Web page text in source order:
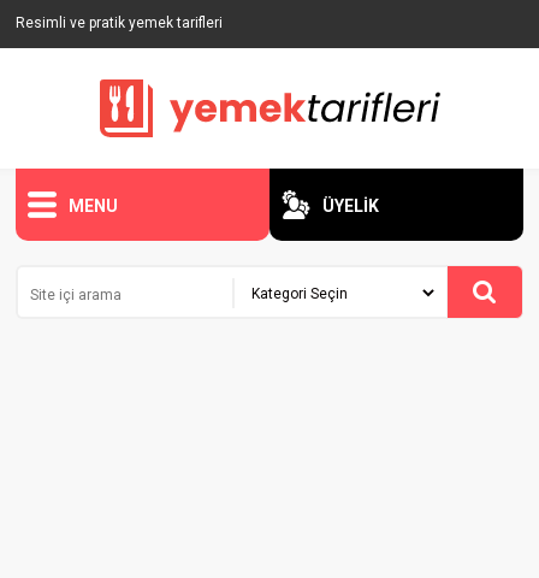
Resimli ve pratik yemek tarifleri
MENU ÜYELİK